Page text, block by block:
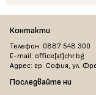
Контакти
Телефон: 0887 548 300
E-mail: office[at]chr.bg
Адрес: гр. София, ул.
Последвайте ни